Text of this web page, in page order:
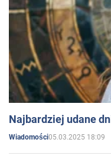
Najbardziej udane
Wiadomości05.03.2025 18:09